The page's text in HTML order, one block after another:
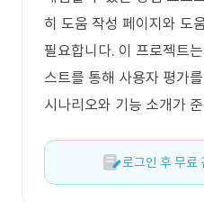
히 도움 작성 페이지와 도
필요합니다. 이 프로젝트
스트를 통해 사용자 평가
시나리오와 기능 소개가
로그인 후 무료